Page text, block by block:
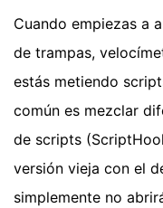
Cuando empiezas a
de trampas,
estás metiendo
común es mezclar
de scripts
versión vieja con el
simplemente no